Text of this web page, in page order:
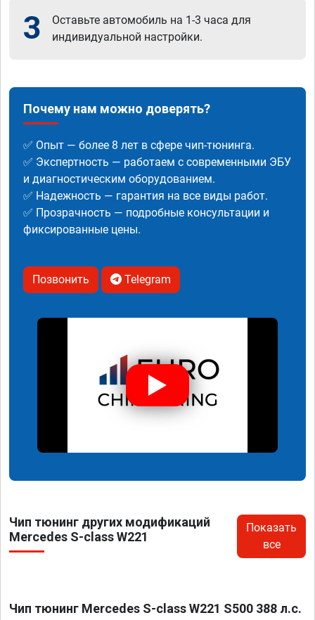
3
Оставьте автомобиль на 1-3 часа для
индивидуальной настройки.
Почему нам можно доверять?
✅ Опыт — более 8 лет в сфере чип-тюнинга.
✅ Экспертность — работаем с современными ЭБУ
и диагностическим оборудованием.
✅ Надежность — гарантия на все виды работ.
✅ Прозрачность — подробные консультации и
фиксированные цены.
Позвонить Telegram
Чип тюнинг других модификаций
Mercedes S-class W221
Показать
все
Чип тюнинг Mercedes S-class W221 S500 388 л.с.